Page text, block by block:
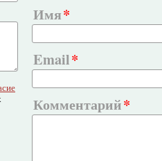
Имя
Email
Комментарий